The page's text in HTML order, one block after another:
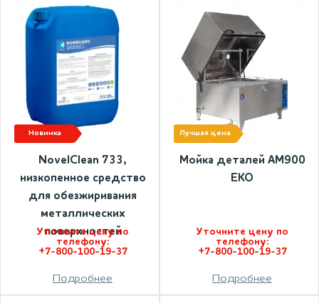
новинка
NovelClean 733,
низкопенное средство
для обезжиривания
металлических
поверхностей
Уточните цену по
телефону:
+7-800-100-19-37
Подробнее
лучшая цена
Мойка деталей АМ900
ЕКО
Уточните цену по
телефону:
+7-800-100-19-37
Подробнее